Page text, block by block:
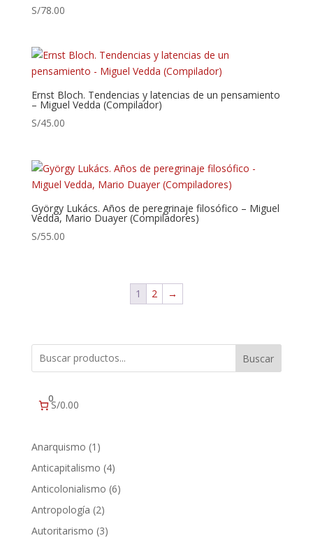
S/78.00
Ernst Bloch. Tendencias y latencias de un pensamiento
– Miguel Vedda (Compilador)
S/45.00
György Lukács. Años de peregrinaje filosófico – Miguel
Vedda, Mario Duayer (Compiladores)
S/55.00
1 2 →
Buscar
0S/0.00
Anarquismo 1 1
producto
Anticapitalismo 44
productos
Anticolonialismo 66
Antropología 22
productos
Autoritarismo 33